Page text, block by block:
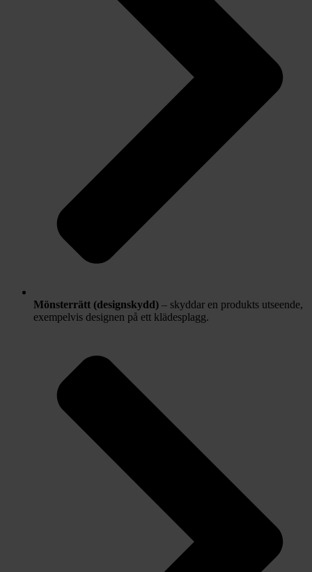
Mönsterrätt (designskydd) – skyddar en produkts utseende,
exempelvis designen på ett klädesplagg.